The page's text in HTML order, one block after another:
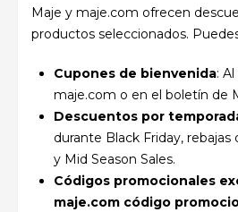
Maje y maje.com ofrecen
productos seleccionados.
Cupones de bienvenida:
maje.com o en el boletín de
Descuentos por
durante Black Friday, rebajas
y Mid Season Sales.
Códigos promocionales
maje.com código